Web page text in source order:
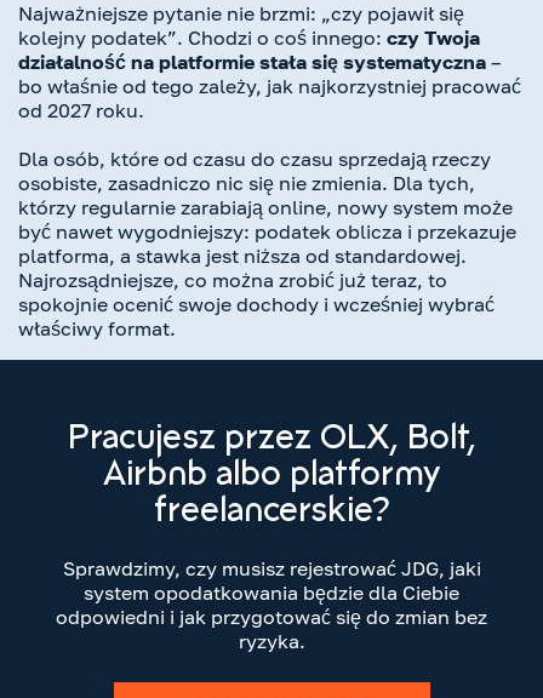
Najważniejsze pytanie nie brzmi: „czy pojawił się
kolejny podatek”. Chodzi o coś innego: czy Twoja
działalność na platformie stała się systematyczna –
bo właśnie od tego zależy, jak najkorzystniej pracować
od 2027 roku.
Dla osób, które od czasu do czasu sprzedają rzeczy
osobiste, zasadniczo nic się nie zmienia. Dla tych,
którzy regularnie zarabiają online, nowy system może
być nawet wygodniejszy: podatek oblicza i przekazuje
platforma, a stawka jest niższa od standardowej.
Najrozsądniejsze, co można zrobić już teraz, to
spokojnie ocenić swoje dochody i wcześniej wybrać
właściwy format.
Pracujesz przez OLX, Bolt,
Airbnb albo platformy
freelancerskie?
Sprawdzimy, czy musisz rejestrować JDG, jaki
system opodatkowania będzie dla Ciebie
odpowiedni i jak przygotować się do zmian bez
ryzyka.